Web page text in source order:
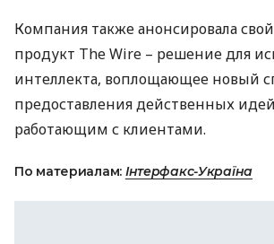
Компания также анонсировала
продукт The Wire – решение для
интеллекта, воплощающее новый
предоставления действенных
работающим с клиентами.
По материалам: Інтерфакс-Україна